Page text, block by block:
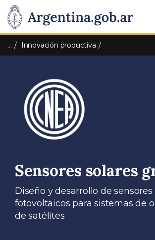
Presidencia
de
Nación
Pasar al contenido principal
… Innovación productiva
Sensores solares
Diseño y desarrollo de sensores
fotovoltaicos para sistemas de
de satélites